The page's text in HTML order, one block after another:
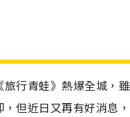
行青蛙》熱爆全城，
但近日又再有好消息